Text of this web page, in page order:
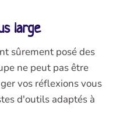
large
sûrement posé des
ne peut pas être
vos réflexions vous
d'outils adaptés à